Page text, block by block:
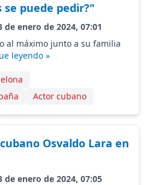
puede pedir?"
enero de 2024, 07:01
al máximo junto a su familia
leyendo »
Actor cubano
Osvaldo Lara en
enero de 2024, 07:05